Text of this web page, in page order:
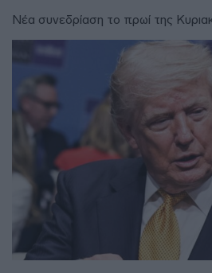
Νέα συνεδρίαση το πρωί της